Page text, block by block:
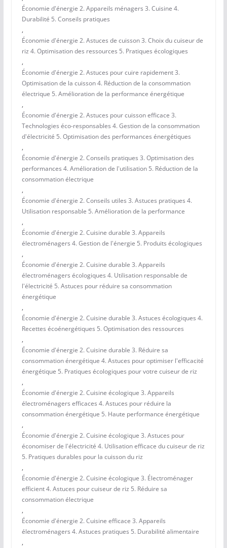
Économie d'énergie 2. Appareils ménagers 3. Cuisine 4.
Durabilité 5. Conseils pratiques
,
Économie d'énergie 2. Astuces de cuisson 3. Choix du cuiseur de
riz 4. Optimisation des ressources 5. Pratiques écologiques
,
Économie d'énergie 2. Astuces pour cuire rapidement 3.
Optimisation de la cuisson 4. Réduction de la consommation
électrique 5. Amélioration de la performance énergétique
,
Économie d'énergie 2. Astuces pour cuisson efficace 3.
Technologies éco-responsables 4. Gestion de la consommation
d'électricité 5. Optimisation des performances énergétiques
,
Économie d'énergie 2. Conseils pratiques 3. Optimisation des
performances 4. Amélioration de l'utilisation 5. Réduction de la
consommation électrique
,
Économie d'énergie 2. Conseils utiles 3. Astuces pratiques 4.
Utilisation responsable 5. Amélioration de la performance
,
Économie d'énergie 2. Cuisine durable 3. Appareils
électroménagers 4. Gestion de l'énergie 5. Produits écologiques
,
Économie d'énergie 2. Cuisine durable 3. Appareils
électroménagers écologiques 4. Utilisation responsable de
l'électricité 5. Astuces pour réduire sa consommation
énergétique
,
Économie d'énergie 2. Cuisine durable 3. Astuces écologiques 4.
Recettes écoénergétiques 5. Optimisation des ressources
,
Économie d'énergie 2. Cuisine durable 3. Réduire sa
consommation énergétique 4. Astuces pour optimiser l'efficacité
énergétique 5. Pratiques écologiques pour votre cuiseur de riz
,
Économie d'énergie 2. Cuisine écologique 3. Appareils
électroménagers efficaces 4. Astuces pour réduire la
consommation énergétique 5. Haute performance énergétique
,
Économie d'énergie 2. Cuisine écologique 3. Astuces pour
économiser de l'électricité 4. Utilisation efficace du cuiseur de riz
5. Pratiques durables pour la cuisson du riz
,
Économie d'énergie 2. Cuisine écologique 3. Électroménager
efficient 4. Astuces pour cuiseur de riz 5. Réduire sa
consommation électrique
,
Économie d'énergie 2. Cuisine efficace 3. Appareils
électroménagers 4. Astuces pratiques 5. Durabilité alimentaire
,